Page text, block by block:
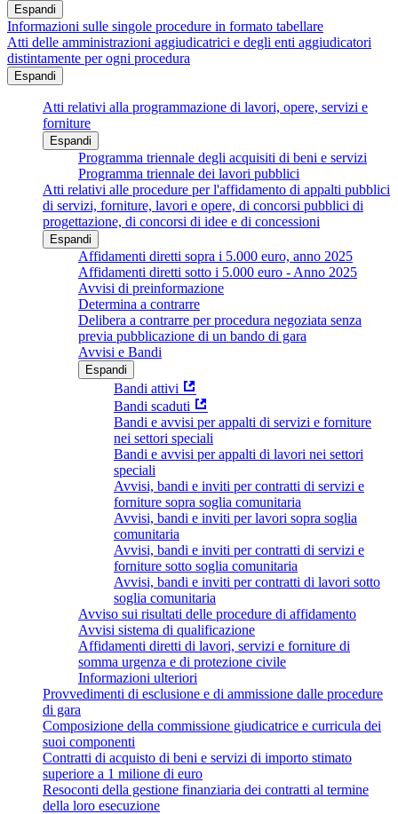
Espandi
Informazioni sulle singole procedure in formato tabellare
Atti delle amministrazioni aggiudicatrici e degli enti aggiudicatori
distintamente per ogni procedura
Espandi
Atti relativi alla programmazione di lavori, opere, servizi e
forniture
Espandi
Programma triennale degli acquisiti di beni e servizi
Programma triennale dei lavori pubblici
Atti relativi alle procedure per l'affidamento di appalti pubblici
di servizi, forniture, lavori e opere, di concorsi pubblici di
progettazione, di concorsi di idee e di concessioni
Espandi
Affidamenti diretti sopra i 5.000 euro, anno 2025
Affidamenti diretti sotto i 5.000 euro - Anno 2025
Avvisi di preinformazione
Determina a contrarre
Delibera a contrarre per procedura negoziata senza
previa pubblicazione di un bando di gara
Avvisi e Bandi
Espandi
Bandi attivi
Bandi scaduti
Bandi e avvisi per appalti di servizi e forniture
nei settori speciali
Bandi e avvisi per appalti di lavori nei settori
speciali
Avvisi, bandi e inviti per contratti di servizi e
forniture sopra soglia comunitaria
Avvisi, bandi e inviti per lavori sopra soglia
comunitaria
Avvisi, bandi e inviti per contratti di servizi e
forniture sotto soglia comunitaria
Avvisi, bandi e inviti per contratti di lavori sotto
soglia comunitaria
Avviso sui risultati delle procedure di affidamento
Avvisi sistema di qualificazione
Affidamenti diretti di lavori, servizi e forniture di
somma urgenza e di protezione civile
Informazioni ulteriori
Provvedimenti di esclusione e di ammissione dalle procedure
di gara
Composizione della commissione giudicatrice e curricula dei
suoi componenti
Contratti di acquisto di beni e servizi di importo stimato
superiore a 1 milione di euro
Resoconti della gestione finanziaria dei contratti al termine
della loro esecuzione